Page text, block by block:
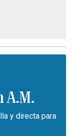
A.M.
y directa para